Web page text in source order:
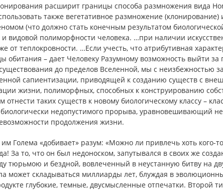
расширит границы способа размножения вида
также вегетативное размножение (клонирование)
(что должно стать конечным результатом
и видовой полиморфности человека. …при наличии
от теплокровности. …Если учесть, что атрибутивная
обитания – дает Человеку Разумному возможность выйти
до пределов Вселенной, мы с неизбежностью
сапиентизации, приводящей к созданию существ с
жизни, полиморфных, способных к конструированию
отнести таких существ к новому биологическому классу –
недопустимого прорыва, уравновешивающий
продолжения жизни.
Голема «добивает» разум: «Можно ли привлечь хоть кого-
За то, что он был недоноском, запутывался в своих же
тюрьмою и бездной, вовлеченный в неустанную битву на
может складываться миллиарды лет, блуждая в
глубокие, темные, двусмысленные отпечатки. Второй